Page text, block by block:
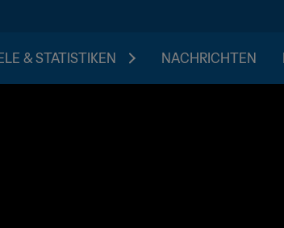
& STATISTIKEN NACHRICHTEN